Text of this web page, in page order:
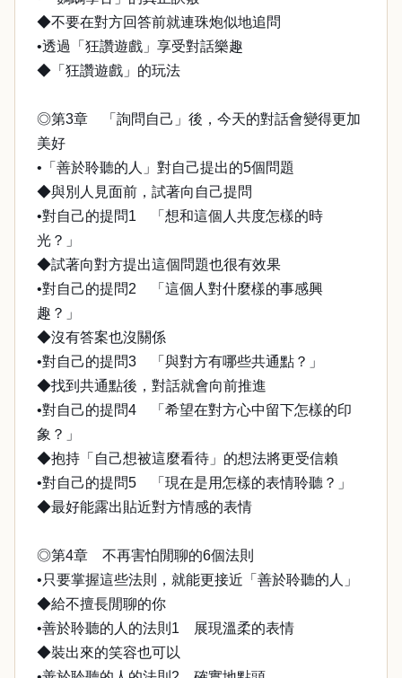
◆不要在對方回答前就連珠炮似地追問
•透過「狂讚遊戲」享受對話樂趣
◆「狂讚遊戲」的玩法
◎第3章 「詢問自己」後，今天的對話會變得更加
美好
•「善於聆聽的人」對自己提出的5個問題
◆與別人見面前，試著向自己提問
•對自己的提問1 「想和這個人共度怎樣的時
光？」
◆試著向對方提出這個問題也很有效果
•對自己的提問2 「這個人對什麼樣的事感興
趣？」
◆沒有答案也沒關係
•對自己的提問3 「與對方有哪些共通點？」
◆找到共通點後，對話就會向前推進
•對自己的提問4 「希望在對方心中留下怎樣的印
象？」
◆抱持「自己想被這麼看待」的想法將更受信賴
•對自己的提問5 「現在是用怎樣的表情聆聽？」
◆最好能露出貼近對方情感的表情
◎第4章 不再害怕閒聊的6個法則
•只要掌握這些法則，就能更接近「善於聆聽的人」
◆給不擅長閒聊的你
•善於聆聽的人的法則1 展現溫柔的表情
◆裝出來的笑容也可以